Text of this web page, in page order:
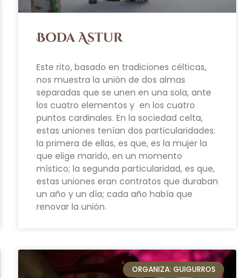
Boda Astur
Este rito, basado en tradiciones célticas,
nos muestra la unión de dos almas
separadas que se unen en una sola, ante
los cuatro elementos y en los cuatro
puntos cardinales. En la sociedad celta,
estas uniones tenían dos particularidades:
la primera de ellas, es que, es la mujer la
que elige marido, en un momento
místico; la segunda particularidad, es que,
estas uniones eran contratos que duraban
un año y un día; cada año había que
renovar la unión.
ORGANIZA: GUIGURROS